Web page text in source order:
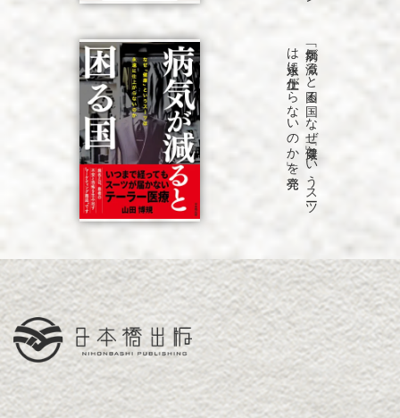
「病気が
減る
と
困る
国
な
ぜ
「健康」と
い
う
ス
ーツ
は
永遠に
仕上が
ら
な
い
の
か
」を
発売